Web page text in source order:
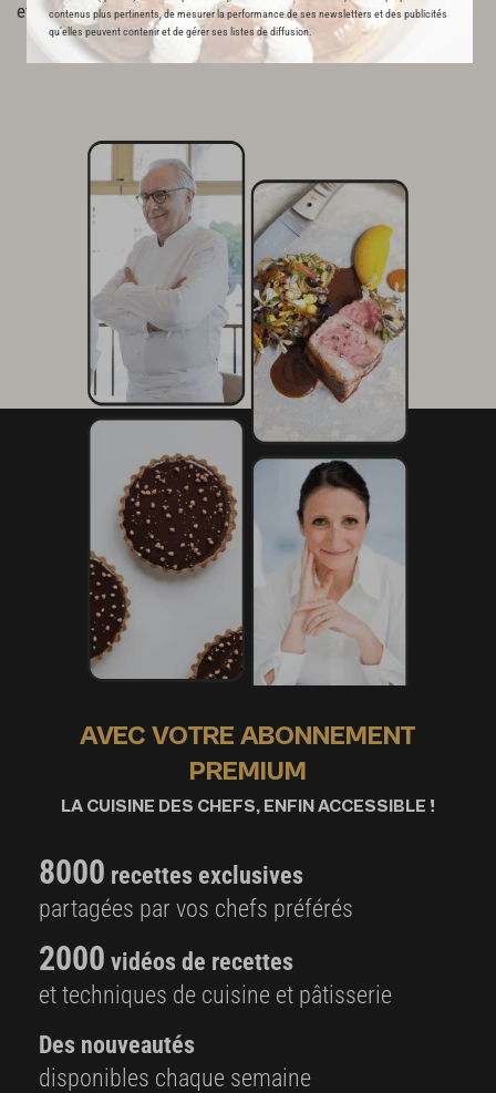
contenus plus pertinents, de mesurer la performance de ses newsletters et des publicités
qu’elles peuvent contenir et de gérer ses listes de diffusion.
et croustillante.
AVEC VOTRE ABONNEMENT
PREMIUM
LA CUISINE DES CHEFS, ENFIN ACCESSIBLE !
8000 recettes exclusives
partagées par vos chefs préférés
2000 vidéos de recettes
et techniques de cuisine et pâtisserie
Des nouveautés
disponibles chaque semaine